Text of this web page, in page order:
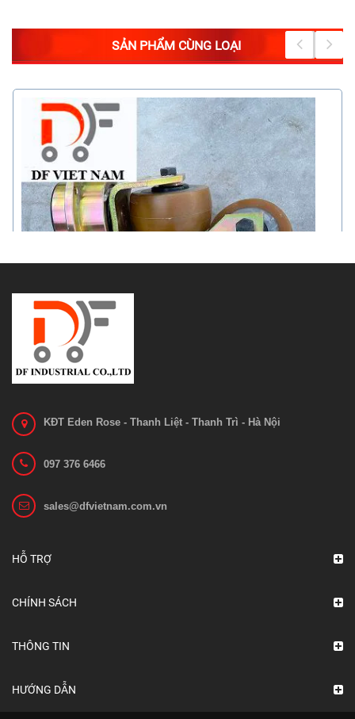
SẢN PHẨM CÙNG LOẠI
KĐT Eden Rose - Thanh Liệt - Thanh Trì - Hà Nội
097 376 6466
sales@dfvietnam.com.vn
HỖ TRỢ
CHÍNH SÁCH
THÔNG TIN
HƯỚNG DẪN